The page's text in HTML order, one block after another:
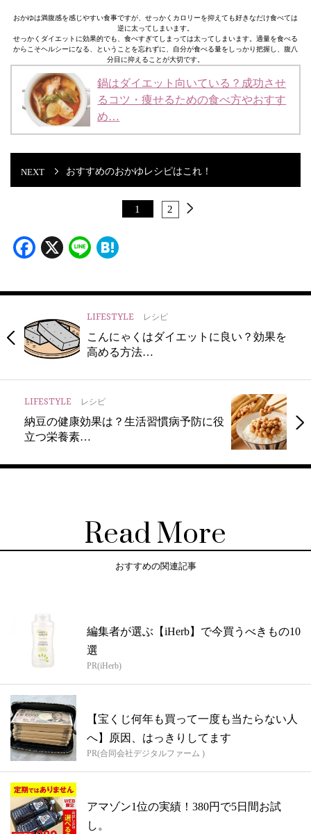
おかゆは満腹感を感じやすい食事ですが、せっかくカロリーを抑えても好きなだけ食べては
逆に太ってしまいます。
せっかくダイエットに効果的でも、食べすぎてしまっては太ってしまいます。適量を食べる
からこそヘルシーになる、ということを忘れずに、自分が食べる量をしっかり把握し、腹八
分目に抑えることが大切です。
鍋はダイエット向いている？成功させ
るコツ・痩せるための食べ方やおすす
め…
おすすめのおかゆレシピはこれ！
1 2
Facebook
X Line
LIFESTYLE レシピ
こんにゃくはダイエットに良い？効果を
高める方法…
LIFESTYLE レシピ
納豆の健康効果は？生活習慣病予防に役
立つ栄養素…
Read More
おすすめの関連記事
編集者が選ぶ【iHerb】で今買うべきもの10
選
PR(iHerb)
【宝くじ何年も買って一度も当たらない人
へ】原因、はっきりしてます
PR(合同会社デジタルファーム )
アマゾン1位の実績！380円で5日間お試
し。